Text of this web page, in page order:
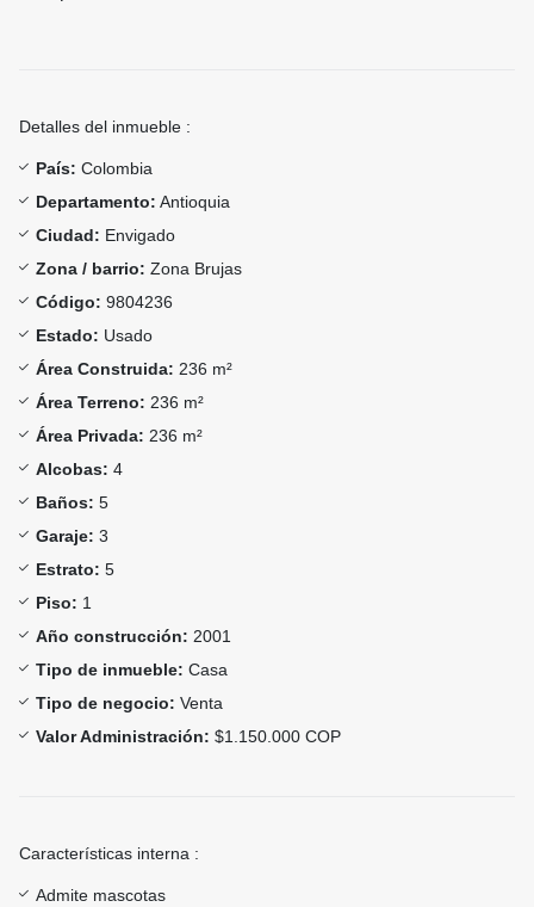
Detalles del inmueble :
País: Colombia
Departamento: Antioquia
Ciudad: Envigado
Zona / barrio: Zona Brujas
Código: 9804236
Estado: Usado
Área Construida: 236 m²
Área Terreno: 236 m²
Área Privada: 236 m²
Alcobas: 4
Baños: 5
Garaje: 3
Estrato: 5
Piso: 1
Año construcción: 2001
Tipo de inmueble: Casa
Tipo de negocio: Venta
Valor Administración: $1.150.000 COP
Características interna :
Admite mascotas